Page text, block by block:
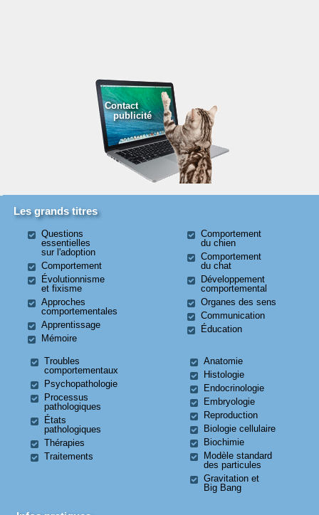
Contact
publicité
Les grands titres
Questions
essentielles
sur l'adoption
Comportement
Évolutionnisme
et fixisme
Approches
comportementales
Apprentissage
Mémoire
Comportement
du chien
Comportement
du chat
Développement
comportemental
Organes des sens
Communication
Éducation
Troubles
comportementaux
Psychopathologie
Processus
pathologiques
États
pathologiques
Thérapies
Traitements
Anatomie
Histologie
Endocrinologie
Embryologie
Reproduction
Biologie cellulaire
Biochimie
Modèle standard
des particules
Gravitation et
Big Bang